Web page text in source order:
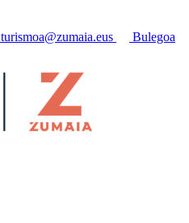
turismoa@zumaia.eus Bulegoa